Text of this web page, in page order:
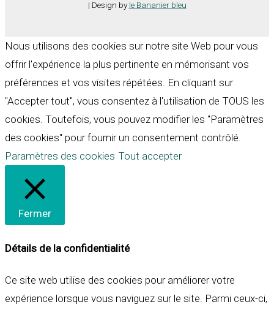
| Design by le Bananier bleu
Nous utilisons des cookies sur notre site Web pour vous
offrir l'expérience la plus pertinente en mémorisant vos
préférences et vos visites répétées. En cliquant sur
"Accepter tout", vous consentez à l'utilisation de TOUS les
cookies. Toutefois, vous pouvez modifier les "Paramètres
des cookies" pour fournir un consentement contrôlé.
Paramètres des cookies Tout accepter
Fermer
Détails de la confidentialité
Ce site web utilise des cookies pour améliorer votre
expérience lorsque vous naviguez sur le site. Parmi ceux-ci,